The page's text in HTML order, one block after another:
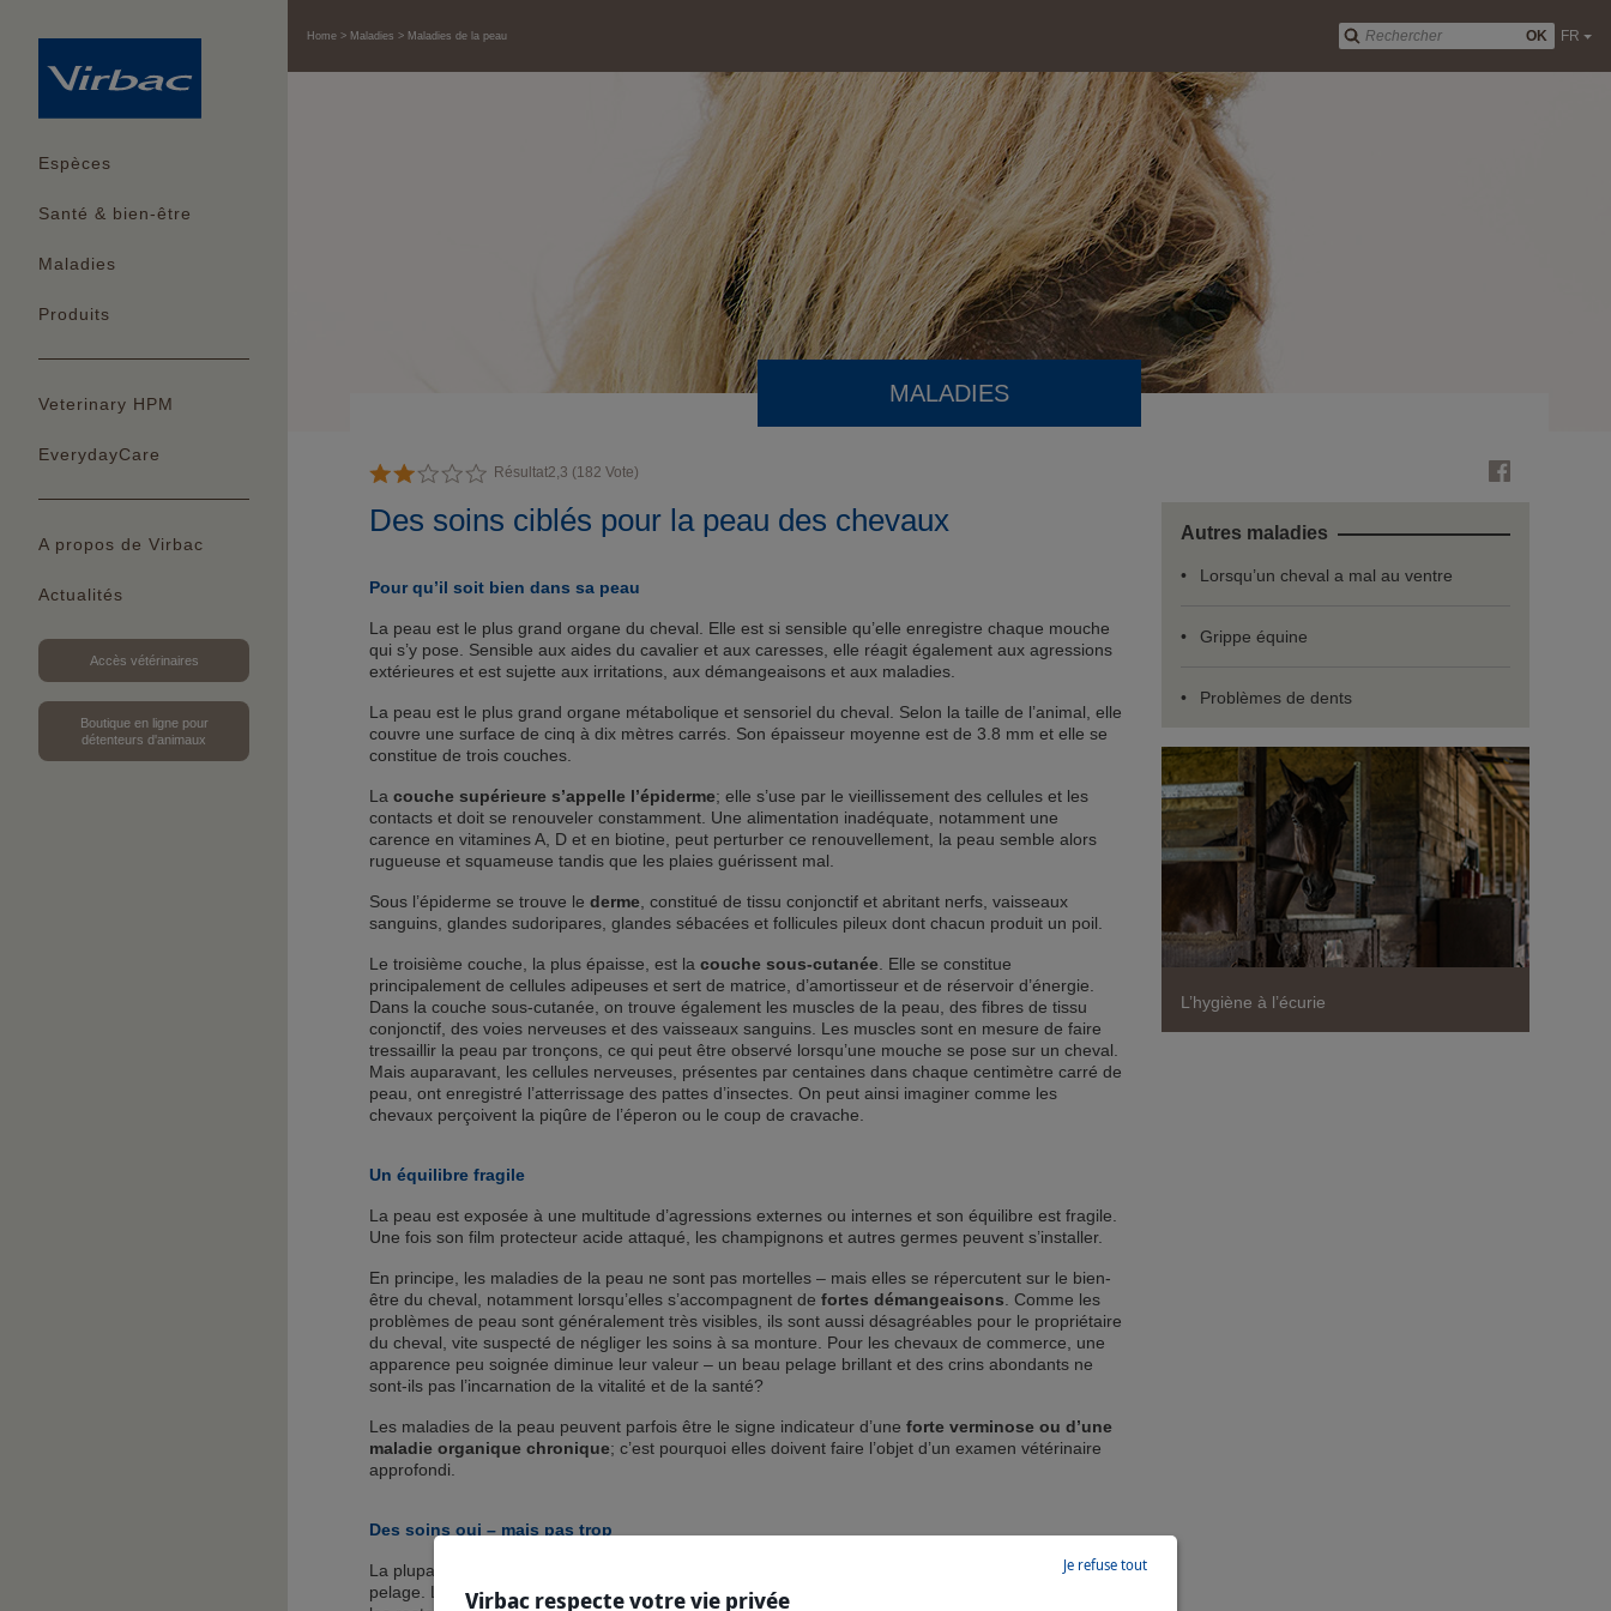
Espèces
Santé & bien-être
Maladies
Produits
Veterinary HPM
EverydayCare
A propos de Virbac
Actualités
Accès vétérinaires
Boutique en ligne pour
détenteurs d'animaux
OK FR
Home Maladies Maladies de la peau
MALADIES
Résultat2,3 (182 Vote)
Des soins ciblés pour la peau des chevaux
Pour qu’il soit bien dans sa peau
La peau est le plus grand organe du cheval. Elle est si sensible qu’elle enregistre chaque mouche
qui s’y pose. Sensible aux aides du cavalier et aux caresses, elle réagit également aux agressions
extérieures et est sujette aux irritations, aux démangeaisons et aux maladies.
La peau est le plus grand organe métabolique et sensoriel du cheval. Selon la taille de l’animal, elle
couvre une surface de cinq à dix mètres carrés. Son épaisseur moyenne est de 3.8 mm et elle se
constitue de trois couches.
La couche supérieure s’appelle l’épiderme; elle s’use par le vieillissement des cellules et les
contacts et doit se renouveler constamment. Une alimentation inadéquate, notamment une
carence en vitamines A, D et en biotine, peut perturber ce renouvellement, la peau semble alors
rugueuse et squameuse tandis que les plaies guérissent mal.
Sous l’épiderme se trouve le derme , constitué de tissu conjonctif et abritant nerfs, vaisseaux
sanguins, glandes sudoripares, glandes sébacées et follicules pileux dont chacun produit un poil.
Le troisième couche, la plus épaisse, est la couche sous-cutanée . Elle se constitue
principalement de cellules adipeuses et sert de matrice, d’amortisseur et de réservoir d’énergie.
Dans la couche sous-cutanée, on trouve également les muscles de la peau, des fibres de tissu
conjonctif, des voies nerveuses et des vaisseaux sanguins. Les muscles sont en mesure de faire
tressaillir la peau par tronçons, ce qui peut être observé lorsqu’une mouche se pose sur un cheval.
Mais auparavant, les cellules nerveuses, présentes par centaines dans chaque centimètre carré de
peau, ont enregistré l’atterrissage des pattes d’insectes. On peut ainsi imaginer comme les
chevaux perçoivent la piqûre de l’éperon ou le coup de cravache.
Un équilibre fragile
La peau est exposée à une multitude d’agressions externes ou internes et son équilibre est fragile.
Une fois son film protecteur acide attaqué, les champignons et autres germes peuvent s’installer.
En principe, les maladies de la peau ne sont pas mortelles – mais elles se répercutent sur le bien-
être du cheval, notamment lorsqu’elles s’accompagnent de fortes démangeaisons . Comme les
problèmes de peau sont généralement très visibles, ils sont aussi désagréables pour le propriétaire
du cheval, vite suspecté de négliger les soins à sa monture. Pour les chevaux de commerce, une
apparence peu soignée diminue leur valeur – un beau pelage brillant et des crins abondants ne
sont-ils pas l’incarnation de la vitalité et de la santé?
Les maladies de la peau peuvent parfois être le signe indicateur d’une forte verminose ou d’une
maladie organique chronique; c’est pourquoi elles doivent faire l’objet d’un examen vétérinaire
approfondi.
Des soins oui – mais pas trop
La plupart des détenteurs de chevaux accordent beaucoup d’importance aux soins quotidiens du
pelage. Le passage soigneux de l’étrille et de la brosse permet d’éliminer la saleté, la poussière,
Autres maladies
Lorsqu’un cheval a mal au ventre
Grippe équine
Problèmes de dents
L’hygiène à l’écurie
Virbac respecte votre vie privée
Je refuse tout